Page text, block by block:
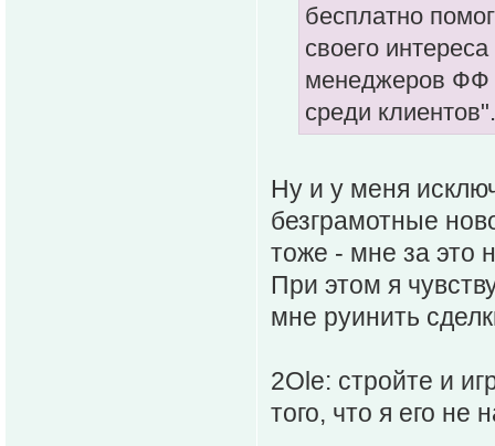
бесплатно
своего
менеджеров ФФ
среди клиентов".
Ну и у меня
безграмотные
тоже - мне за это
При этом я
мне руинить
2Ole: стройте и
того, что я его не